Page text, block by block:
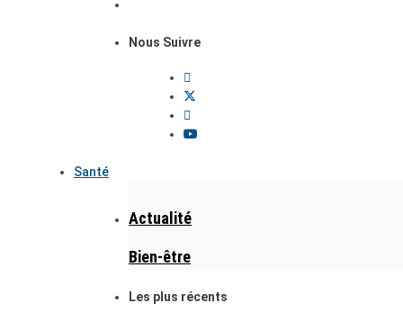
Nous Suivre
Santé
Actualité
Bien-être
Les plus récents